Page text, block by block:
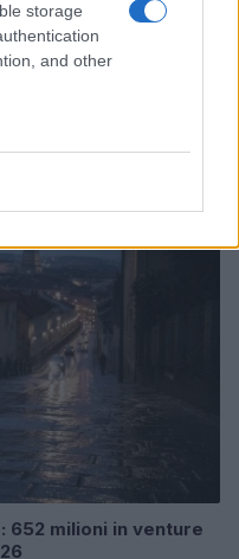
storage
and other
devi sapere
652 milioni in venture